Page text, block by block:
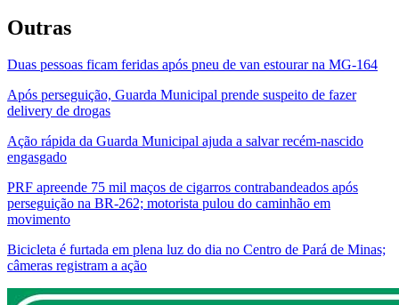
Outras
Duas pessoas ficam feridas após pneu de van estourar na MG-164
Após perseguição, Guarda Municipal prende suspeito de fazer
delivery de drogas
Ação rápida da Guarda Municipal ajuda a salvar recém-nascido
engasgado
PRF apreende 75 mil maços de cigarros contrabandeados após
perseguição na BR-262; motorista pulou do caminhão em
movimento
Bicicleta é furtada em plena luz do dia no Centro de Pará de Minas;
câmeras registram a ação